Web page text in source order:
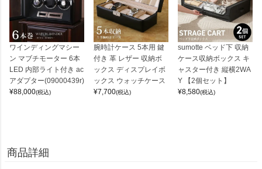
ワインディングマシー
ン マブチモーター 6本
LED 内部ライト付き ac
アダプター(09000439r)
¥88,000(税込)
腕時計ケース 5本用 鍵
付き 革 レザー 収納ボ
ックス ディスプレイボ
ックス ウォッチケース
¥7,700(税込)
sumotte ベッド下 収納
ケース収納ボックス キ
ャスター付き 縦横2WA
Y 【2個セット】
¥8,580(税込)
商品詳細